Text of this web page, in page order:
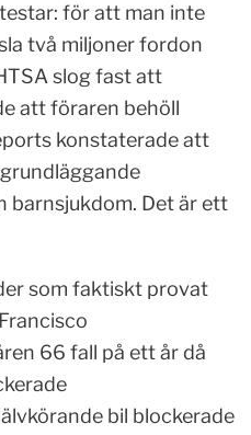
för att man inte
två miljoner fordon
slog fast att
att föraren behöll
konstaterade att
barnsjukdom. Det är ett
som faktiskt provat
66 fall på ett år då
bil blockerade